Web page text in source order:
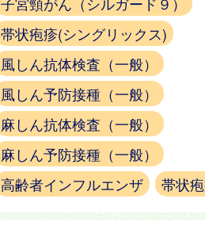
帯状疱疹(シングリックス)
風しん抗体検査（一般）
風しん予防接種（一般）
麻しん抗体検査（一般）
麻しん予防接種（一般）
高齢者インフルエンザ
帯状